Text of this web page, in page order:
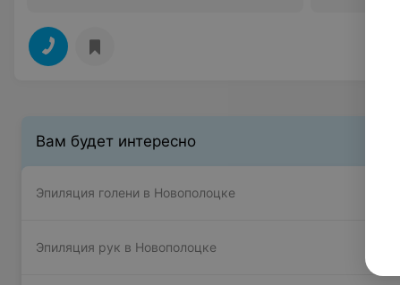
Вам будет интересно
Эпиляция голени в Новополоцке
Эпиляция рук в Новополоцке